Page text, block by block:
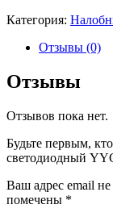
Категория:
Отзывы (0)
Отзывы
Отзывов пока нет.
Будьте первым,
светодиодный
Ваш адрес email не
помечены *